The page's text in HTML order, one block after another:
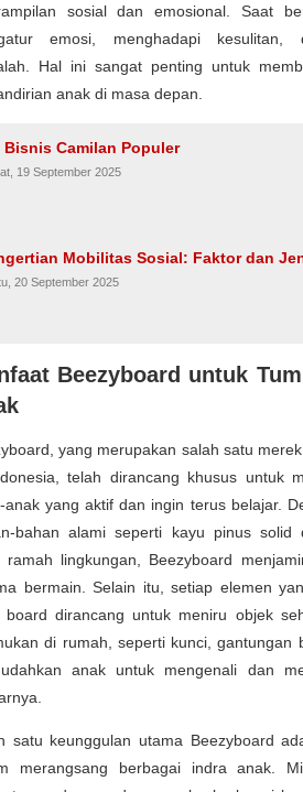
sosial dan emosional. Saat
emosi, menghadapi kesulitan,
Hal ini sangat penting untuk
anak di masa depan.
Bisnis Camilan Populer
19 September 2025
Mobilitas Sosial: Faktor dan
20 September 2025
Beezyboard untuk
yang merupakan salah satu
telah dirancang khusus untuk
anak yang aktif dan ingin terus belajar.
bahan alami seperti kayu pinus solid
ramah lingkungan, Beezyboard
bermain. Selain itu, setiap elemen
board dirancang untuk meniru objek
di rumah, seperti kunci, gantungan
anak untuk mengenali dan
satu keunggulan utama Beezyboard
merangsang berbagai indra anak.